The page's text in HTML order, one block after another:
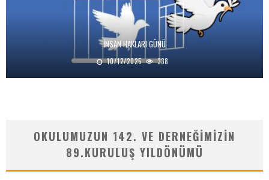
İNSAN HAKLARI GÜNÜ
10/12/2025 338
OKULUMUZUN 142. VE DERNEĞIMIZIN
89.KURULUŞ YILDÖNÜMÜ